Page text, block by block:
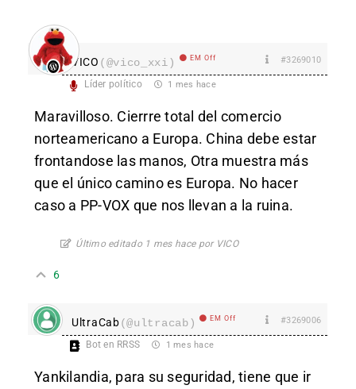
VICO (@vico_xxi) EM Off #3269010
Líder político 1 mes hace
Maravilloso. Cierrre total del comercio
norteamericano a Europa. China debe estar
frontandose las manos, Otra muestra más
que el único camino es Europa. No hacer
caso a PP-VOX que nos llevan a la ruina.
Último editado 1 mes hace por VICO
6
UltraCab(@ultracab) EM Off #3269006
Bot en RRSS 1 mes hace
Yankilandia, para su seguridad, tiene que ir